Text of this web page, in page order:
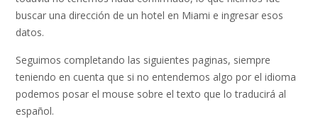
buscar una dirección de un hotel en Miami e ingresar esos
datos.
Seguimos completando las siguientes paginas, siempre
teniendo en cuenta que si no entendemos algo por el idioma
podemos posar el mouse sobre el texto que lo traducirá al
español.